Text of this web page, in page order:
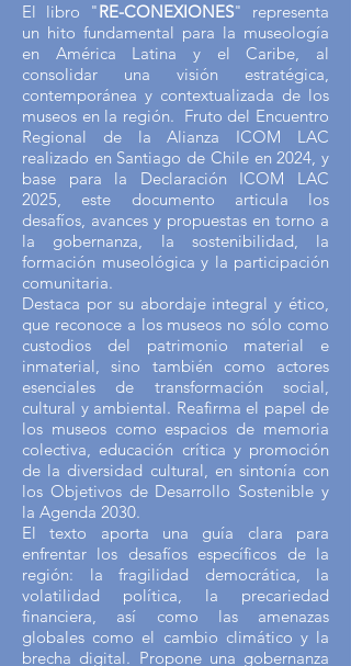
El libro "RE-CONEXIONES" representa
un hito fundamental para la museología
en América Latina y el Caribe, al
consolidar una visión estratégica,
contemporánea y contextualizada de los
museos en la región. Fruto del Encuentro
Regional de la Alianza ICOM LAC
realizado en Santiago de Chile en 2024, y
base para la Declaración ICOM LAC
2025, este documento articula los
desafíos, avances y propuestas en torno a
la gobernanza, la sostenibilidad, la
formación museológica y la participación
comunitaria.
Destaca por su abordaje integral y ético,
que reconoce a los museos no sólo como
custodios del patrimonio material e
inmaterial, sino también como actores
esenciales de transformación social,
cultural y ambiental. Reafirma el papel de
los museos como espacios de memoria
colectiva, educación crítica y promoción
de la diversidad cultural, en sintonía con
los Objetivos de Desarrollo Sostenible y
la Agenda 2030.
El texto aporta una guía clara para
enfrentar los desafíos específicos de la
región: la fragilidad democrática, la
volatilidad política, la precariedad
financiera, así como las amenazas
globales como el cambio climático y la
brecha digital. Propone una gobernanza